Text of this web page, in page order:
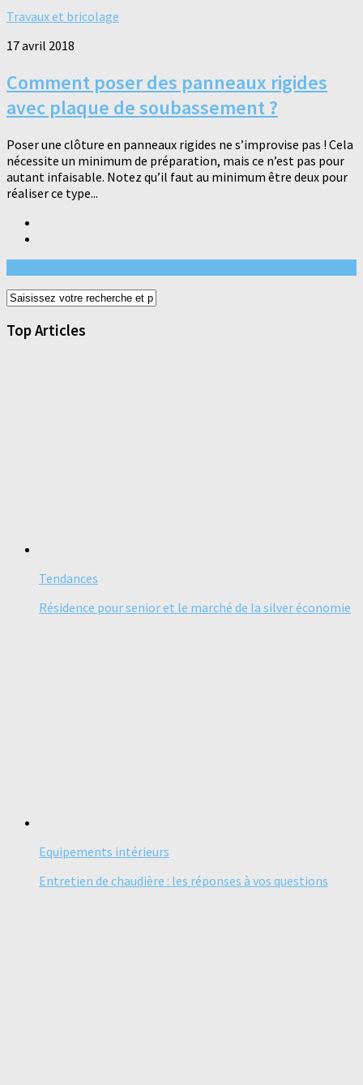
Travaux et bricolage
17 avril 2018
Comment poser des panneaux rigides
avec plaque de soubassement ?
Poser une clôture en panneaux rigides ne s’improvise pas ! Cela
nécessite un minimum de préparation, mais ce n’est pas pour
autant infaisable. Notez qu’il faut au minimum être deux pour
réaliser ce type...
Top Articles
Tendances
Résidence pour senior et le marché de la silver économie
Equipements intérieurs
Entretien de chaudière : les réponses à vos questions